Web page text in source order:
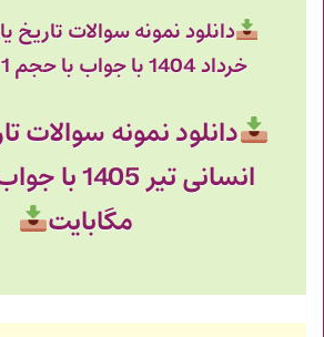
دانلود نمونه سوالات تاریخ
خرداد 1404 با جواب با حجم 1 مگابایت
دانلود نمونه سوالات
مگابایت